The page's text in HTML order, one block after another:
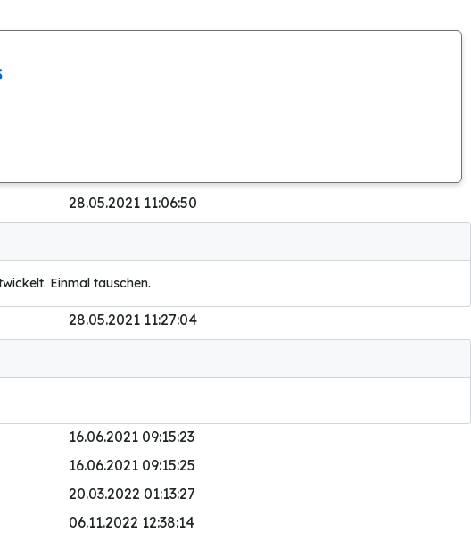
28.05.2021 11:06:50
Einmal tauschen.
28.05.2021 11:27:04
16.06.2021 09:15:23
16.06.2021 09:15:25
20.03.2022 01:13:27
06.11.2022 12:38:14